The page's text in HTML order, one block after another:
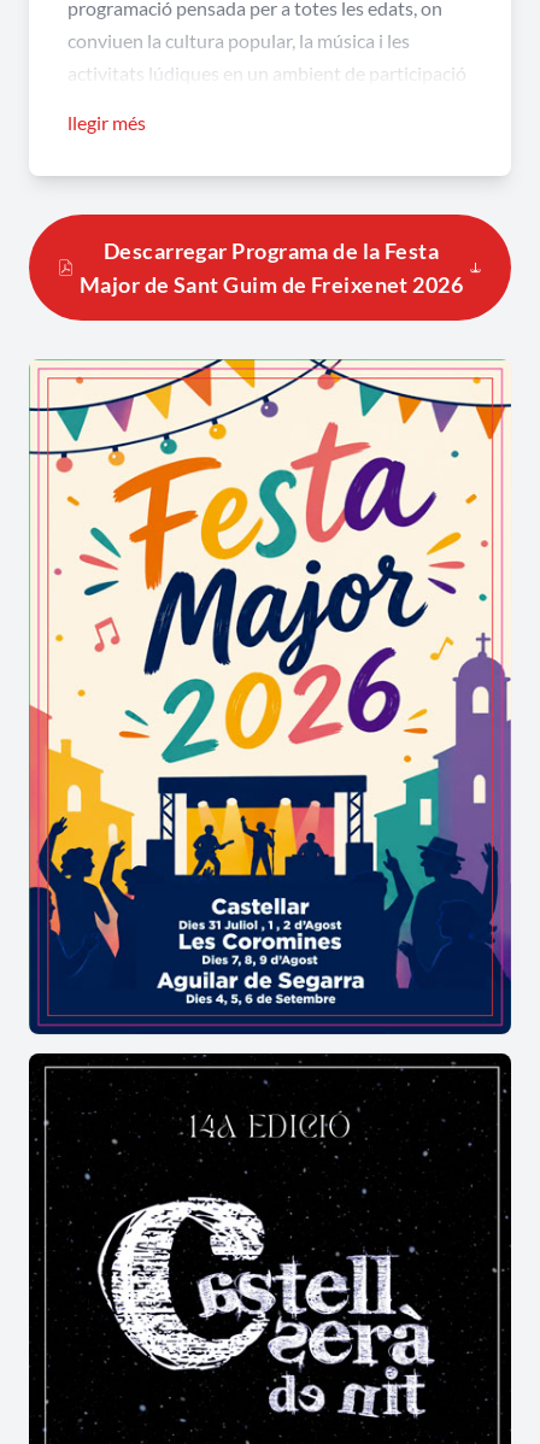
programació pensada per a totes les edats, on
conviuen la cultura popular, la música i les
activitats lúdiques en un ambient de participació
trobada.
amb amics
atraccionsicorrefocs, activitats que any rere
any formen part de la identitat de la celebració.
Aquesta combinació permet que petits i grans
trobin propostes adaptades als seus interessos i
participin activament en la vida festiva del
municipi.
Els diferents espais del poble acullen les
activitats de la Festa Major, afavorint la
convivència entre els veïns i els visitants i
mantenint viu l'esperit d'una festa que és un
referent per als nuclis agregats i les poblacions de
l'entorn.
Festa Major de Sant Guim de Freixenet,
cultura popular i participació
Festa Major
és també una oportunitat per
descobrir la vitalitat del teixit associatiu local. Els
actes culturals i festius conviuen amb activitats
tradicionals i d'oci, creant una programació
equilibrada que posa en valor la participació
ciutadana.
La combinació deconcerts ,balls, teatre
jocs
populars
correfocs
i espais d'animació
converteix la
Festa Major
en una celebració
dinàmica, capaç d'atraure públic de totes les
edats i de reforçar el sentiment de comunitat.
Per què visitar la Festa Major de Sant
Guim de Freixenet?
Festa Major
és una excel·lent ocasió per
conèixer l'ambient festiu de Sant Guim de
llegir més
Descarregar Programa de la Festa
Major de Sant Guim de Freixenet 2026